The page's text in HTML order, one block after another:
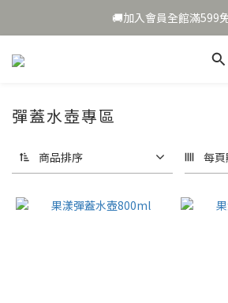
🎉夏日補水🎁加碼送好
🚚加入會員全館滿599
🎉夏日補水🎁加碼送好禮
彈蓋水壺專區
商品排序 每